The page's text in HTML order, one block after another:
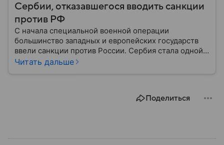
Сербии, отказавшегося вводить санкции
против РФ
С начала специальной военной операции
большинство западных и европейских государств
ввели санкции против России. Сербия стала одной
из немногих стран, оставшейся нейтральной в этом
Читать дальше
Поделиться